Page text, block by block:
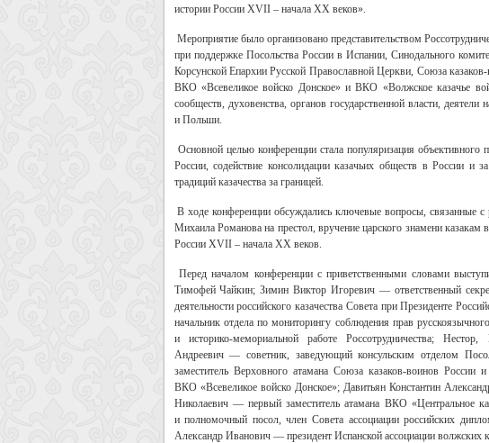
истории России XVII – начала XX веков».
Мероприятие было организовано представительством
при поддержке Посольства России в Испании, Синодального
Корсунской Епархии Русской Православной Церкви, Союза
ВКО «Всевеликое войско Донское» и ВКО «Волжское казачье
сообществ, духовенства, органов государственной власти,
и Польши.
Основной целью конференции стала популяризация
России, содействие консолидации казачьих обществ в России и
традиций казачества за границей.
В ходе конференции обсуждались ключевые вопросы, связанные
Михаила Романова на престол, вручение царского знамени
России XVII – начала XX веков.
Перед началом конференции с приветственными словами
Тимофей Чайкин; Зимин Виктор Игоревич — ответственный
деятельности российского казачества Совета при Президенте
начальник отдела по мониторингу соблюдения прав
и историко-мемориальной работе Россотрудничества;
Андреевич — советник, заведующий консульским отделом
заместитель Верховного атамана Союза казаков-воинов
ВКО «Всевеликое войско Донское»; Давитьян Константин
Николаевич — первый заместитель атамана ВКО «Центральное
и полномочный посол, член Совета ассоциации российских
Александр Иванович — президент Испанской ассоциации волжских